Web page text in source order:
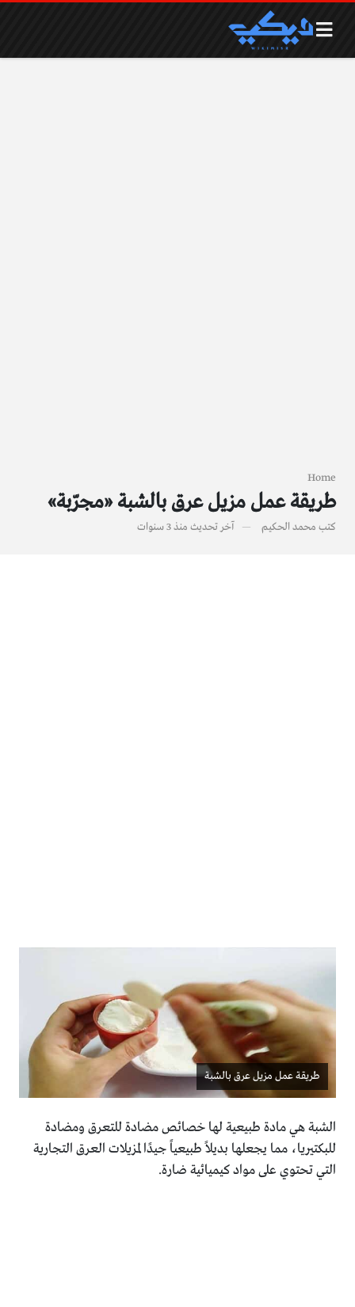
Home
طريقة عمل مزيل عرق بالشبة «مجرّبة»
كتب محمد الحكيم آخر تحديث منذ 3 سنوات
طريقة عمل مزيل عرق بالشبة
الشبة هي مادة طبيعية لها خصائص مضادة للتعرق ومضادة
للبكتيريا، مما يجعلها بديلاً طبيعياً جيدًا لمزيلات العرق التجارية
التي تحتوي على مواد كيميائية ضارة.